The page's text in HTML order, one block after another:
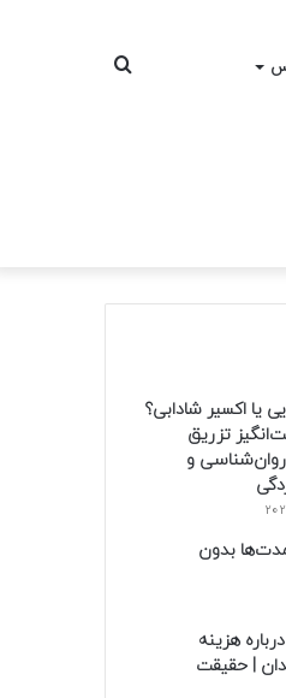
جستجو
یا اکسیر شادابی؟
تزریق
و
مدت‌ها بدون
درباره هزینه
| حقیقت